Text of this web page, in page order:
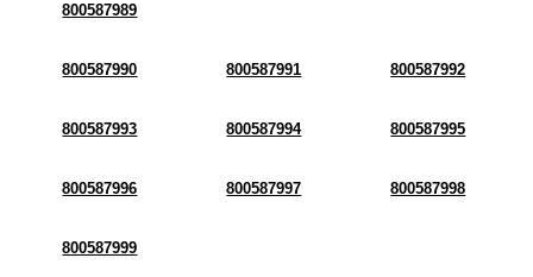
800587989
800587990 800587991 800587992
800587993 800587994 800587995
800587996 800587997 800587998
800587999